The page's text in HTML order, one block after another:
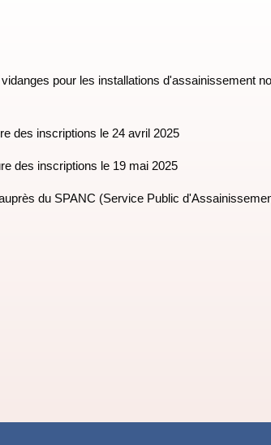
pour les installations d'assainissement
des inscriptions le 24 avril 2025
des inscriptions le 19 mai 2025
du SPANC (Service Public